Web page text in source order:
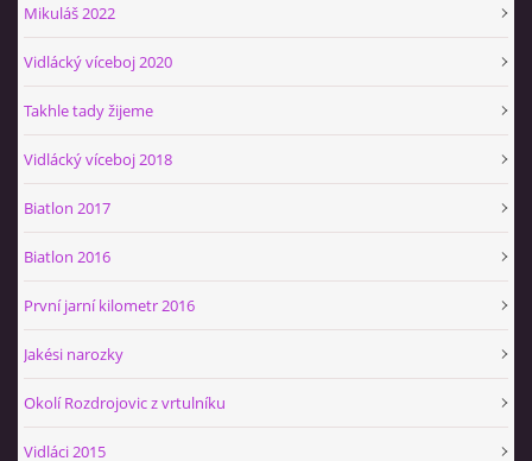
Mikuláš 2022
Vidlácký víceboj 2020
Takhle tady žijeme
Vidlácký víceboj 2018
Biatlon 2017
Biatlon 2016
První jarní kilometr 2016
Jakési narozky
Okolí Rozdrojovic z vrtulníku
Vidláci 2015